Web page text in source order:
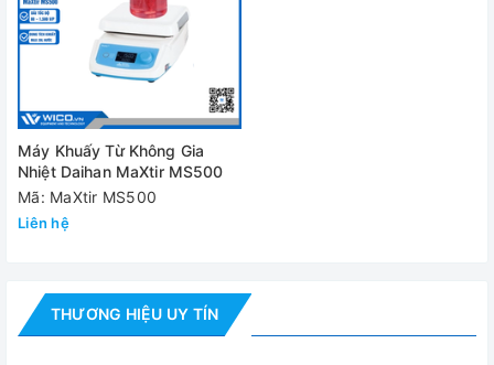
Máy Khuấy Từ Không Gia
Nhiệt Daihan MaXtir MS500
Mã: MaXtir MS500
Liên hệ
THƯƠNG HIỆU UY TÍN